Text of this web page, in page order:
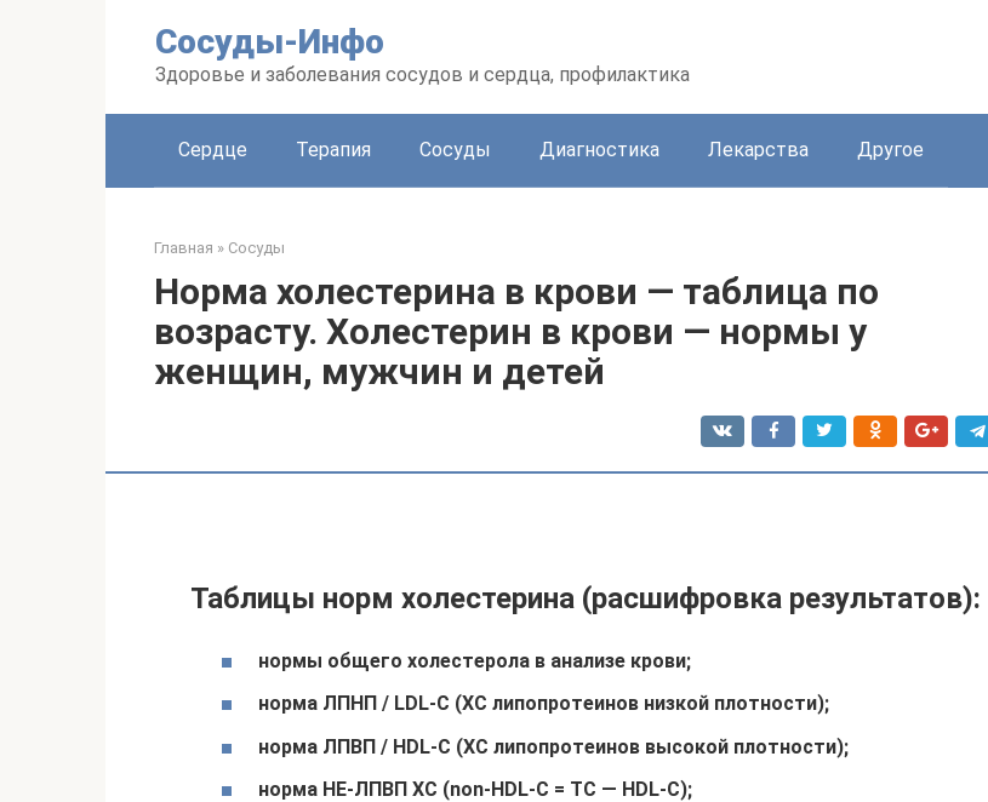
Сосуды-Инфо
Здоровье и заболевания сосудов и сердца, профилактика
Сердце Терапия Сосуды Диагностика Лекарства Другое
Главная » Сосуды
Норма холестерина в крови — таблица по
возрасту. Холестерин в крови — нормы у
женщин, мужчин и детей
Таблицы норм холестерина (расшифровка результатов):
нормы общего холестерола в анализе крови;
норма ЛПНП / LDL-C (ХС липопротеинов низкой плотности);
норма ЛПВП / HDL-C (ХС липопротеинов высокой плотности);
норма НЕ-ЛПВП ХС (non-HDL-С = TC — HDL-C);